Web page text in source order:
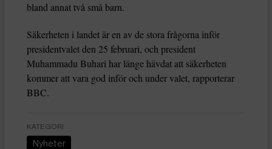
bland annat två små barn.
Säkerheten i landet är en av de stora frågorna inför
presidentvalet den 25 februari, och president
Muhammadu Buhari har länge hävdat att säkerheten
kommer att vara god inför och under valet, rapporterar
BBC.
KATEGORI
Nyheter